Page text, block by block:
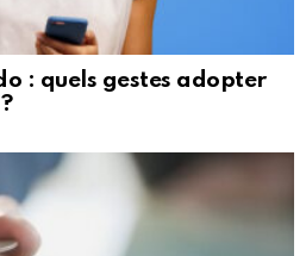
: quels gestes adopter